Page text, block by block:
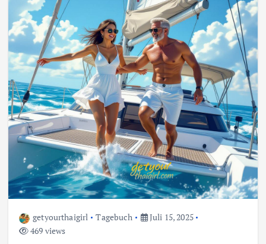
getyourthaigirl Tagebuch
Juli 15, 2025
469 views